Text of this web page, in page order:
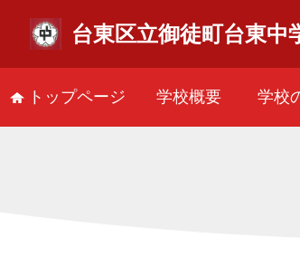
台東区立御徒町台東中
トップページ 学校概要 学校